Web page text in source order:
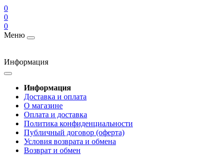
0
0
0
Меню
Информация
Информация
Доставка и оплата
О магазине
Оплата и доставка
Политика конфиденциальности
Публичный договор (оферта)
Условия возврата и обмена
Возврат и обмен